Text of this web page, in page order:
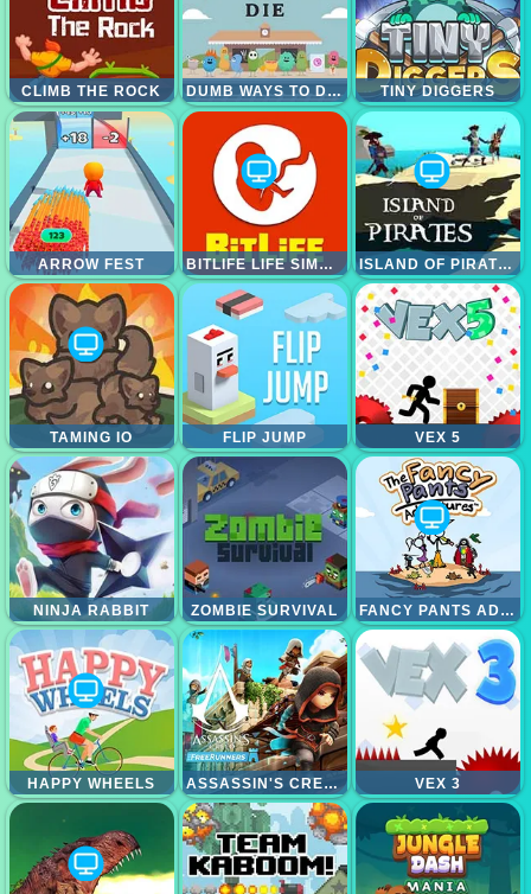
CLIMB THE ROCK DUMB WAYS TO DIE ORIGINAL TINY DIGGERS
ARROW FEST BITLIFE LIFE SIMULATOR ISLAND OF PIRATES
TAMING IO FLIP JUMP VEX 5
NINJA RABBIT ZOMBIE SURVIVAL FANCY PANTS ADVENTURE
HAPPY WHEELS ASSASSIN'S CREED FREERUNNER VEX 3